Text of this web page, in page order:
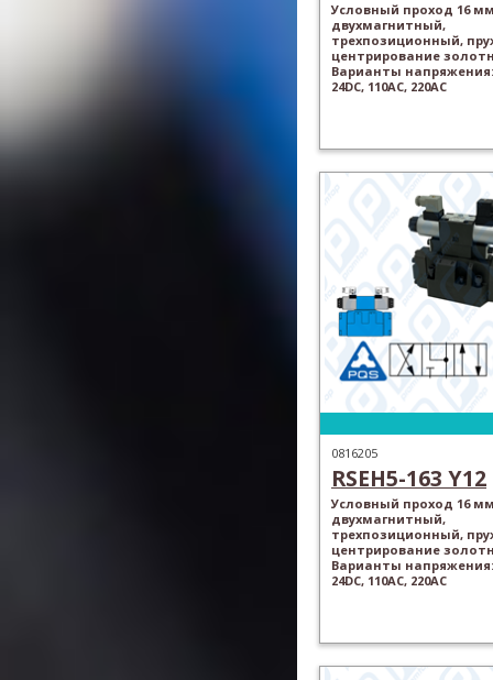
Условный проход 16
двухмагнитный,
трехпозиционный,
центрирование
Варианты напряжения:
24DC, 110AC, 220AC
0816205
RSEH5-163 Y12
Условный проход 16
двухмагнитный,
трехпозиционный,
центрирование
Варианты напряжения:
24DC, 110AC, 220AC